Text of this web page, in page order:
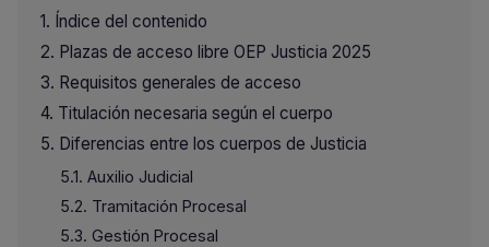
Índice del contenido
Plazas de acceso libre OEP Justicia 2025
Requisitos generales de acceso
Titulación necesaria según el cuerpo
Diferencias entre los cuerpos de Justicia
Auxilio Judicial
Tramitación Procesal
Gestión Procesal